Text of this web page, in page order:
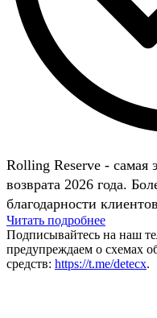
Rolling Reserve - самая
возврата 2026 года.
благодарности
Читать подробнее
Подписывайтесь на наш
предупреждаем о схемах
средств: https://t.me/detecx.